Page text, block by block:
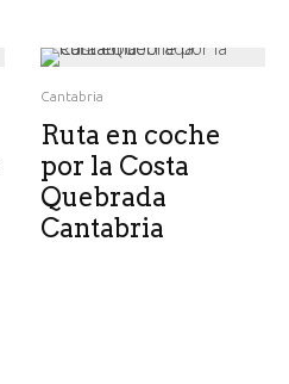
Cantabria
Ruta en coche
por la Costa
Quebrada
Cantabria